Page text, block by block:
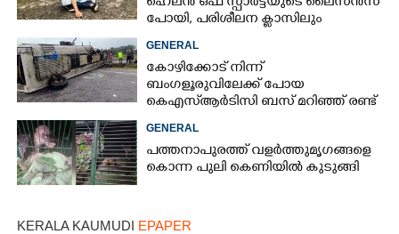
പോയി, പരിശീലന ക്ലാസിലും
GENERAL
കോഴിക്കോട് നിന്ന്
ബംഗളൂരുവിലേക്ക് പോയ
കെഎസ്‌ആർടിസി ബസ് മറിഞ്ഞ് രണ്ട്
ഗുരുതരാവസ്ഥയിൽ
GENERAL
പത്തനാപുരത്ത് വളർത്തുമൃഗങ്ങളെ
കൊന്ന പുലി കെണിയിൽ കുടുങ്ങി
KERALA KAUMUDI EPAPER